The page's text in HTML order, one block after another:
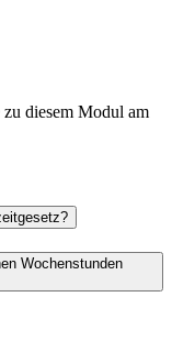
diesem Modul am
Wochenstunden